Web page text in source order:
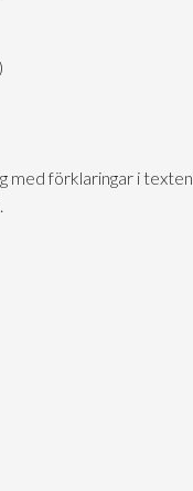
med förklaringar i texten